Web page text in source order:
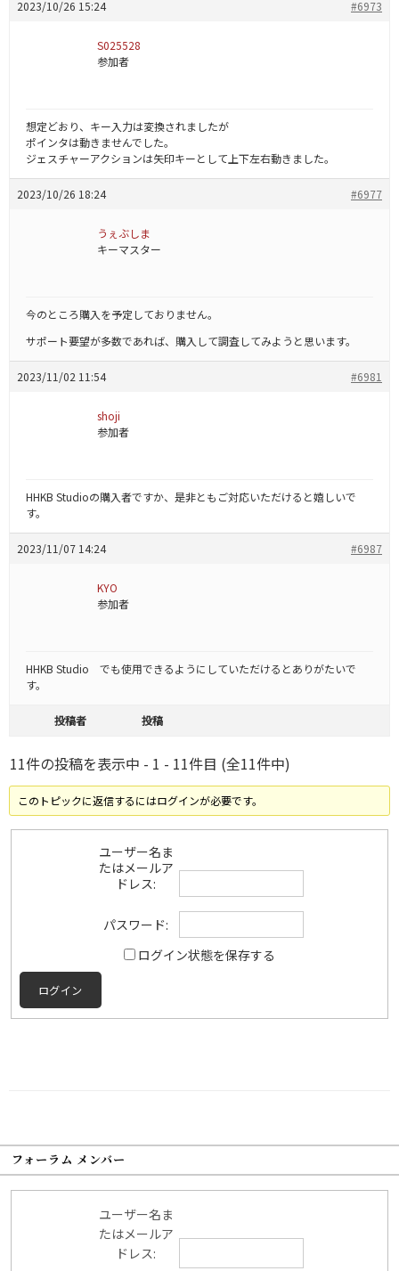
2023/10/26 15:24 #6973
S025528
参加者
想定どおり、キー入力は変換されましたが
ポインタは動きませんでした。
ジェスチャーアクションは矢印キーとして上下左右動きました。
2023/10/26 18:24 #6977
うぇぶしま
キーマスター
今のところ購入を予定しておりません。
サポート要望が多数であれば、購入して調査してみようと思います。
2023/11/02 11:54 #6981
shoji
参加者
HHKB Studioの購入者ですか、是非ともご対応いただけると嬉しいで
す。
2023/11/07 14:24 #6987
KYO
参加者
HHKB Studio でも使用できるようにしていただけるとありがたいで
す。
投稿者 投稿
11件の投稿を表示中 - 1 - 11件目 (全11件中)
このトピックに返信するにはログインが必要です。
ユーザー名ま
たはメールア
ドレス:
パスワード:
ログイン状態を保存する
ログイン
フォーラム メンバー
ユーザー名ま
たはメールア
ドレス: